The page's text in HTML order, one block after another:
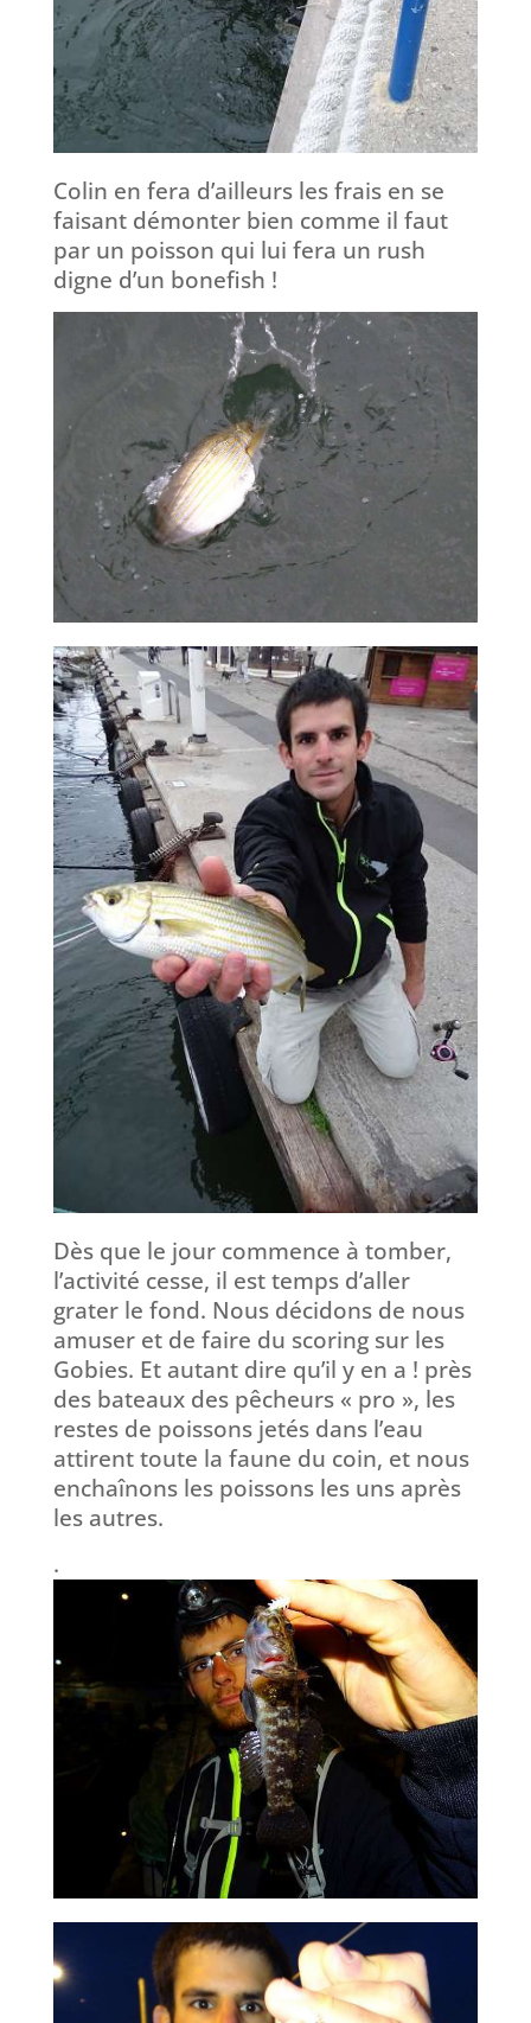
Colin en fera d’ailleurs les frais en se
faisant démonter bien comme il faut
par un poisson qui lui fera un rush
digne d’un bonefish !
Dès que le jour commence à tomber,
l’activité cesse, il est temps d’aller
grater le fond. Nous décidons de nous
amuser et de faire du scoring sur les
Gobies. Et autant dire qu’il y en a ! près
des bateaux des pêcheurs « pro », les
restes de poissons jetés dans l’eau
attirent toute la faune du coin, et nous
enchaînons les poissons les uns après
les autres.
.